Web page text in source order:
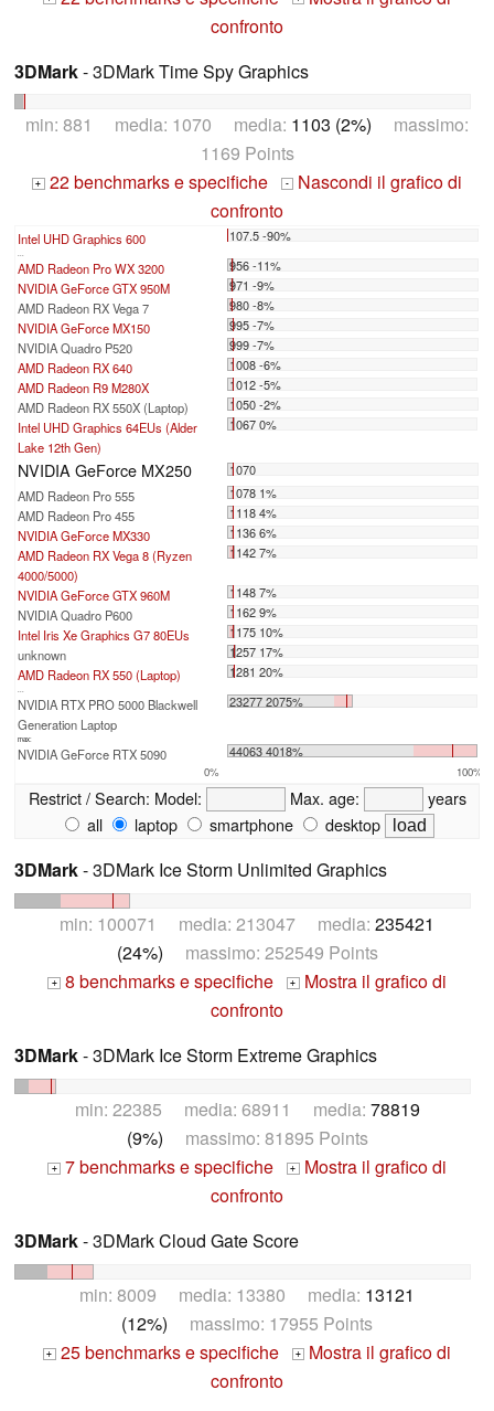
confronto
3DMark- 3DMark Time Spy Graphics
min: 881 media: 1070 media: 1103 (2%) massimo:
1169 Points
+ 22 benchmarks e specifiche -
Nascondi il grafico di
confronto
Intel UHD Graphics 600 107.5 -90%
...
AMD Radeon Pro WX 3200
956 -11%
NVIDIA GeForce GTX 950M
971 -9%
AMD Radeon RX Vega 7
980 -8%
NVIDIA GeForce MX150
995 -7%
NVIDIA Quadro P520
999 -7%
AMD Radeon RX 640
1008 -6%
AMD Radeon R9 M280X
1012 -5%
AMD Radeon RX 550X (Laptop)
1050 -2%
Intel UHD Graphics 64EUs (Alder
Lake 12th Gen)
1067 0%
NVIDIA GeForce MX250
1070
AMD Radeon Pro 555
1078 1%
AMD Radeon Pro 455
1118 4%
NVIDIA GeForce MX330
1136 6%
AMD Radeon RX Vega 8 (Ryzen
4000/5000)
1142 7%
NVIDIA GeForce GTX 960M
1148 7%
NVIDIA Quadro P600
1162 9%
Intel Iris Xe Graphics G7 80EUs
1175 10%
unknown
1257 17%
AMD Radeon RX 550 (Laptop)
1281 20%
...
NVIDIA RTX PRO 5000 Blackwell
Generation Laptop
23277 2075%
max:
NVIDIA GeForce RTX 5090 44063 4018%
0% 100%
Restrict / Search: Model: Max. age:
years
all
laptop smartphone desktop
3DMark- 3DMark Ice Storm Unlimited Graphics
min: 100071 media: 213047 media: 235421
(24%) massimo: 252549 Points
+ 8 benchmarks e specifiche + Mostra il grafico di
confronto
3DMark- 3DMark Ice Storm Extreme Graphics
min: 22385 media: 68911 media: 78819
(9%) massimo: 81895 Points
+ 7 benchmarks e specifiche + Mostra il grafico di
confronto
3DMark- 3DMark Cloud Gate Score
min: 8009 media: 13380 media: 13121
(12%) massimo: 17955 Points
+ 25 benchmarks e specifiche +
Mostra il grafico di
confronto